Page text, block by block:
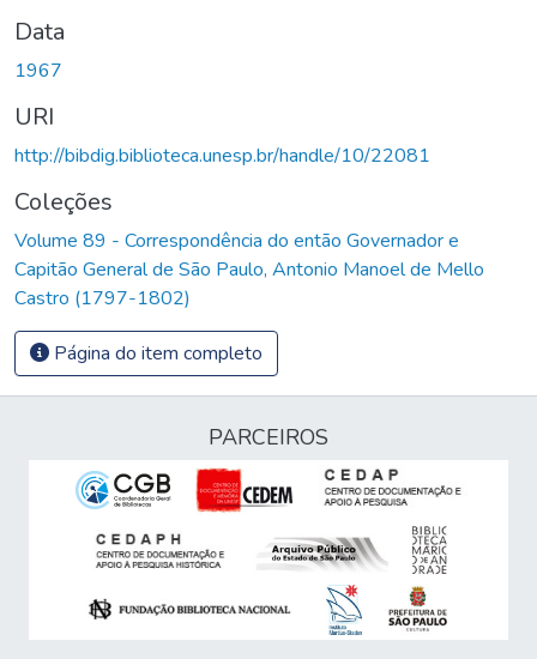
Data
1967
URI
http://bibdig.biblioteca.unesp.br/handle/10/22081
Coleções
Volume 89 - Correspondência do então Governador e
Capitão General de São Paulo, Antonio Manoel de Mello
Castro (1797-1802)
Página do item completo
PARCEIROS